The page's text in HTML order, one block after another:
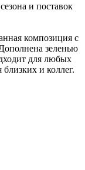
и поставок
композиция с
зеленью
для любых
и коллег.